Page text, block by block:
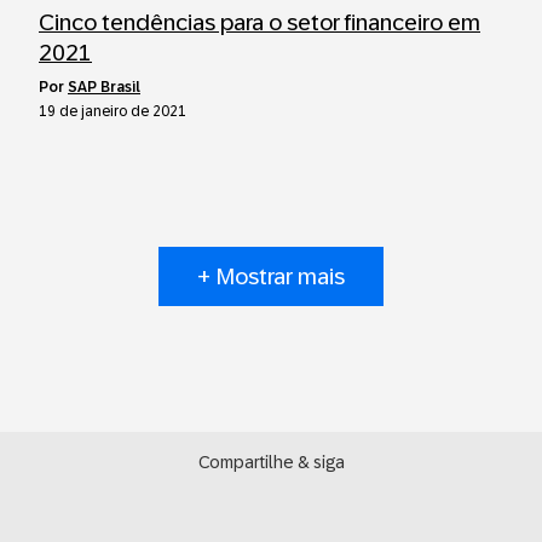
Cinco tendências para o setor financeiro em
2021
por SAP Brasil
19 de janeiro de 2021
+ Mostrar mais
Compartilhe & siga